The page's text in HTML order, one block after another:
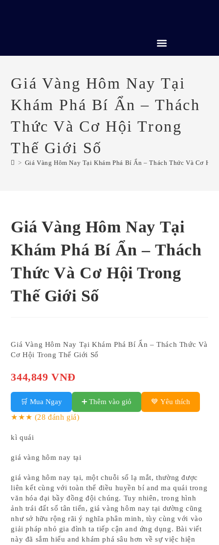
Giá Vàng Hôm Nay Tại
Khám Phá Bí Ẩn – Thách
Thức Và Cơ Hội Trong
Thế Giới Số
> Giá Vàng Hôm Nay Tại Khám Phá Bí Ẩn – Thách Thức Và Cơ
Giá Vàng Hôm Nay Tại
Khám Phá Bí Ẩn – Thách
Thức Và Cơ Hội Trong
Thế Giới Số
Giá Vàng Hôm Nay Tại Khám Phá Bí Ẩn – Thách Thức Và
Cơ Hội Trong Thế Giới Số
344,849 VNĐ
🛒 Mua Ngay ➕ Thêm vào giỏ 💙 Yêu thích
★★★ (28 đánh giá)
kì quái
giá vàng hôm nay tại
giá vàng hôm nay tại, một chuỗi số lạ mắt, thường được
liên kết cùng với toàn thể điều huyền bí and ma quái trong
văn hóa đại bầy đồng đội chúng. Tuy nhiên, trong hình
ảnh trái đất số tân tiến, giá vàng hôm nay tại dường cũng
như sở hữu rộng rãi ý nghĩa phân minh, tùy cùng với vào
giải pháp nhỏ gia đình ta tiếp cận and ứng dụng. Bài viết
này đã sắm hiểu and khám phá sâu hơn về sự việc hiện